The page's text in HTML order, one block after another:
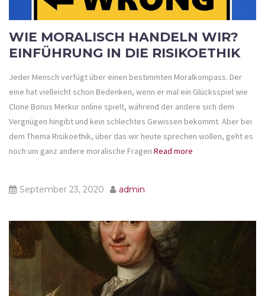
WIE MORALISCH HANDELN WIR?
EINFÜHRUNG IN DIE RISIKOETHIK
Jeder Mensch verfügt über einen bestimmten Moralkompass. Der
eine hat vielleicht schon Bedenken, wenn er mal ein Glücksspiel wie
Clone Bonus Merkur online spielt, während der andere sich dem
Vergnügen hingibt und kein schlechtes Gewissen bekommt. Aber bei
dem Thema Risikoethik, über das wir heute sprechen wollen, geht es
noch um ganz andere moralische Fragen Read more
September 23, 2020 admin